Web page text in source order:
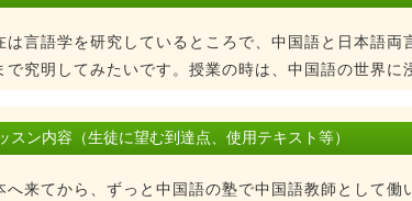
は言語学を研究しているところで、中国語と日本語
で究明してみたいです。授業の時は、中国語の世界
スン内容（生徒に望む到達点、使用テキスト等）
へ来てから、ずっと中国語の塾で中国語教師として